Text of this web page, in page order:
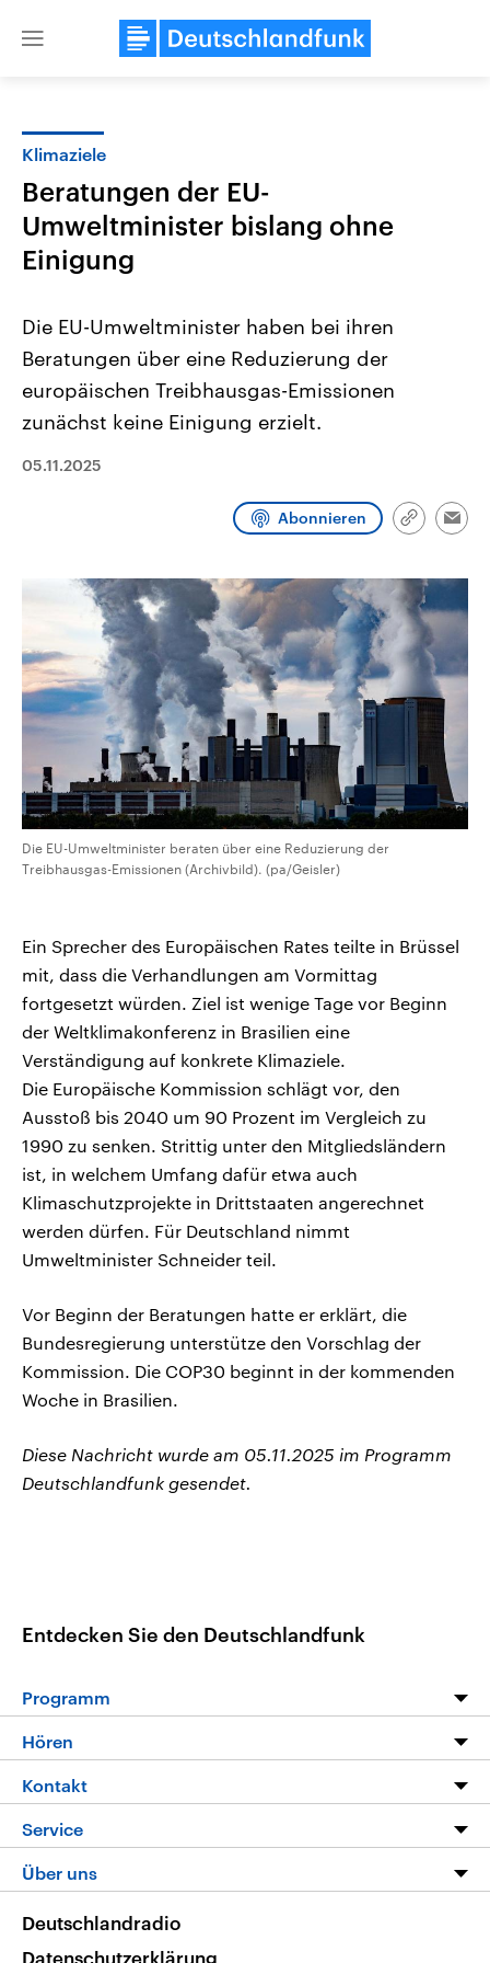
Close
Landtagswahl Sachsen-Anhalt
2026
Alle Informationen
Sachsen-Anhalt wählt am 6.
Landtag. Seit 2021 wird das
Wahlprogramme, aktuelle Berichte
und Kandidaten der anstehenden
USA
Aktuelle Beiträge,
Hintergründe
Wirtschaftlich und
aktuelle Weltgeschehen.
Audio-Archiv
Klimaziele
Beratungen der EU-
Umweltminister bislang ohne
Einigung
Die EU-Umweltminister haben bei ihren
Beratungen über eine Reduzierung der
europäischen Treibhausgas-Emissionen
zunächst keine Einigung erzielt.
05.11.2025
Abonnieren
Link
Die EU-Umweltminister beraten über eine Reduzierung der
Treibhausgas-Emissionen (Archivbild). (pa/Geisler)
Ein Sprecher des Europäischen Rates teilte in Brüssel
mit, dass die Verhandlungen am Vormittag
fortgesetzt würden. Ziel ist wenige Tage vor Beginn
der Weltklimakonferenz in Brasilien eine
Verständigung auf konkrete Klimaziele.
Die Europäische Kommission schlägt vor, den
Ausstoß bis 2040 um 90 Prozent im Vergleich zu
1990 zu senken. Strittig unter den Mitgliedsländern
ist, in welchem Umfang dafür etwa auch
Klimaschutzprojekte in Drittstaaten angerechnet
werden dürfen. Für Deutschland nimmt
Umweltminister Schneider teil.
Vor Beginn der Beratungen hatte er erklärt, die
Bundesregierung unterstütze den Vorschlag der
Kommission. Die COP30 beginnt in der kommenden
Woche in Brasilien.
Diese Nachricht wurde am 05.11.2025 im Programm
Deutschlandfunk gesendet.
Entdecken Sie den Deutschlandfunk
Programm
Programm
Die Nachrichten
Nachrichtenleicht
Neue Beiträge auf dlf.de
Hören
Livestream
Podcasts
Deutschlandfunk App
Nachrichten App
Frequenzen
Kontakt
Hörerservice
Service
FAQ
Veranstaltungen
Über uns
Deutschlandradio
Datenschutzerklärung